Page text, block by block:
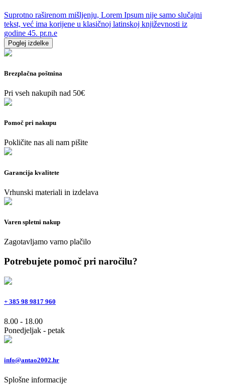
Suprotno raširenom mišljenju, Lorem Ipsum nije samo slučajni
tekst, već ima korijene u klasičnoj latinskoj književnosti iz
godine 45. pr.n.e
Poglej izdelke
Brezplačna poštnina
Pri vseh nakupih nad 50€
Pomoč pri nakupu
Pokličite nas ali nam pišite
Garancija kvalitete
Vrhunski materiali in izdelava
Varen spletni nakup
Zagotavljamo varno plačilo
Potrebujete pomoč pri naročilu?
+ 385 98 9817 960
8.00 - 18.00
Ponedjeljak - petak
info@antao2002.hr
Splošne informacije